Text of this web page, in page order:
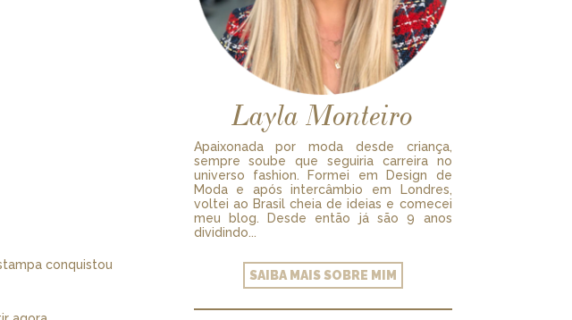
conquistou
Layla Monteiro
Apaixonada por moda desde criança,
sempre soube que seguiria carreira no
universo fashion. Formei em Design de
Moda e após intercâmbio em Londres,
voltei ao Brasil cheia de ideias e comecei
meu blog. Desde então já são 9 anos
dividindo...
SAIBA MAIS SOBRE MIM